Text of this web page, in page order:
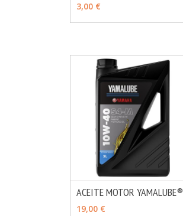
3,00 €
ACEITE MOTOR YAMALUBE®
19,00 €